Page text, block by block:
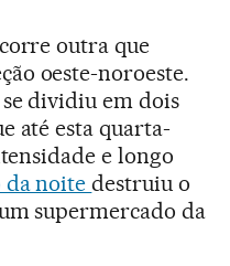
outra que
oeste-noroeste.
dividiu em dois
até esta quarta-
e longo
da noitedestruiu o
supermercado da